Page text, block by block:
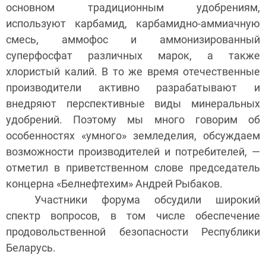
основном традиционным удобрениям,
используют карбамид, карбамидно-аммиачную
смесь, аммофос и аммонизированный
суперфосфат различных марок, а также
хлористый калий. В то же время отечественные
производители активно разрабатывают и
внедряют перспективные виды минеральных
удобрений. Поэтому мы много говорим об
особенностях «умного» земледелия, обсуждаем
возможности производителей и потребителей, —
отметил в приветственном слове председатель
концерна «Белнефтехим» Андрей Рыбаков.
Участники форума обсудили широкий
спектр вопросов, в том числе обеспечение
продовольственной безопасности Республики
Беларусь.